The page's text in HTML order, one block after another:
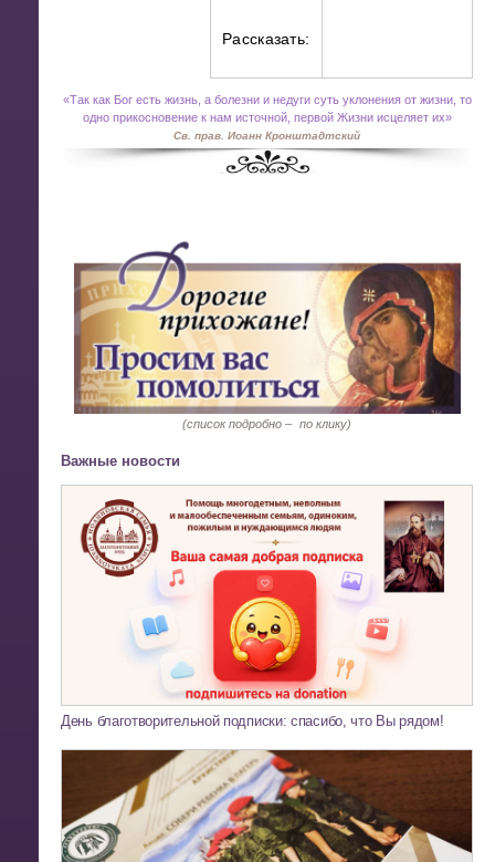
Рассказать:
«Так как Бог есть жизнь, а болезни и недуги суть уклонения от жизни, то
одно прикосновение к нам источной, первой Жизни исцеляет их»
Св. прав. Иоанн Кронштадтский
(список подробно – по клику)
Важные новости
День благотворительной подписки: спасибо, что Вы рядом!